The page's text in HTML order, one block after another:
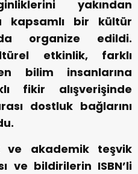
yakından
kapsamlı bir kültür
organize edildi.
etkinlik, farklı
bilim insanlarına
fikir alışverişinde
dostluk bağlarını
ve akademik teşvik
ve bildirilerin ISBN’li